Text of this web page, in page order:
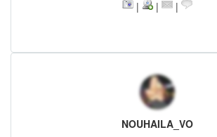
| | |
NOUHAILA_VO